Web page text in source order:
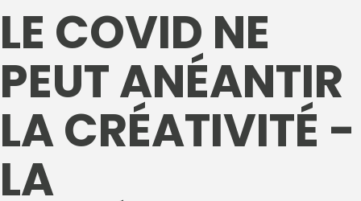
LE COVID NE
PEUT ANÉANTIR
LA CRÉATIVITÉ -
LA